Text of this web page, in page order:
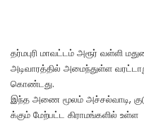
தர்மபுரி மாவட்டம் அரூர் வள்ளி
அடிவாரத்தில் அமைந்துள்ள
கொண்டது.
இந்த அணை மூலம் அச்சல்வாடி,
க்கும் மேற்பட்ட கிராமங்களில் உள்ள